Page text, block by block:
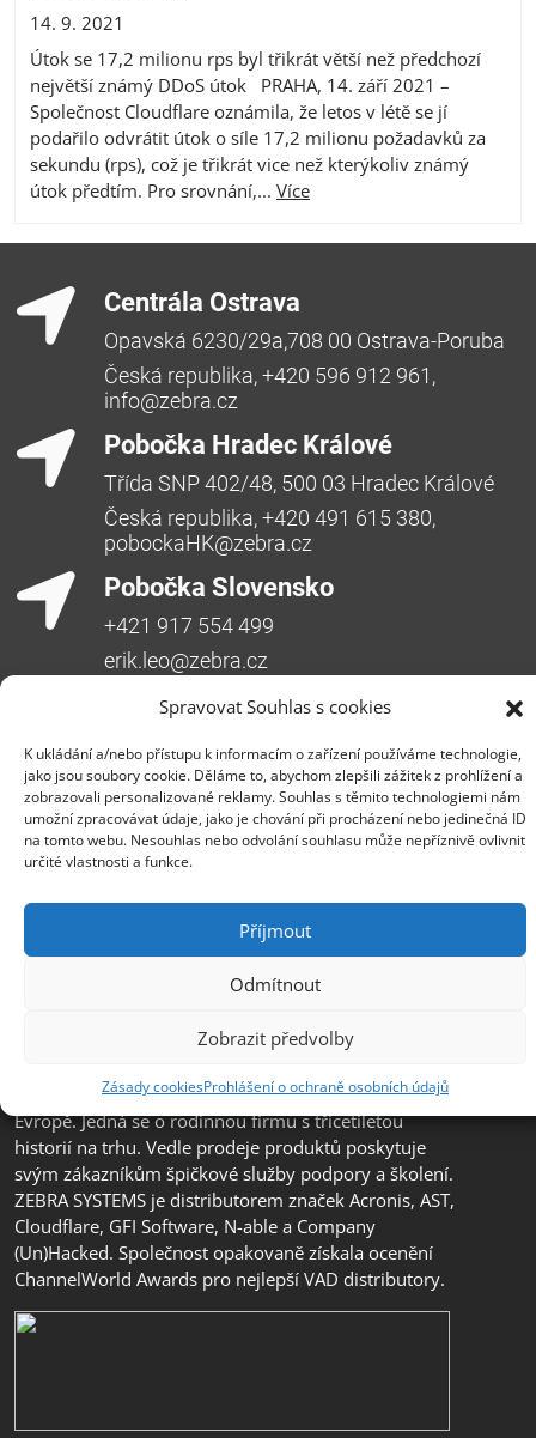
Spravovat Souhlas s cookies
K ukládání a/nebo přístupu k informacím o zařízení používáme technologie,
jako jsou soubory cookie. Děláme to, abychom zlepšili zážitek z prohlížení a
zobrazovali personalizované reklamy. Souhlas s těmito technologiemi nám
umožní zpracovávat údaje, jako je chování při procházení nebo jedinečná ID
na tomto webu. Nesouhlas nebo odvolání souhlasu může nepříznivě ovlivnit
určité vlastnosti a funkce.
Příjmout
Odmítnout
Zobrazit předvolby
Zásady cookiesProhlášení o ochraně osobních údajů
14. 9. 2021
Útok se 17,2 milionu rps byl třikrát větší než předchozí
největší známý DDoS útok PRAHA, 14. září 2021 –
Společnost Cloudflare oznámila, že letos v létě se jí
podařilo odvrátit útok o síle 17,2 milionu požadavků za
sekundu (rps), což je třikrát vice než kterýkoliv známý
útok předtím. Pro srovnání,... Více
Centrála Ostrava
Opavská 6230/29a,708 00 Ostrava-Poruba
Česká republika, +420 596 912 961,
info@zebra.cz
Pobočka Hradec Králové
Třída SNP 402/48, 500 03 Hradec Králové
Česká republika, +420 491 615 380,
pobockaHK@zebra.cz
Pobočka Slovensko
+421 917 554 499
erik.leo@zebra.cz
Pobočka Adriatic
+385 99 3241 770 (HR) +381 61 6231 777
(SRB)
nebojsa.stankic@zebra.cz
distributorem s přidanou hodnotou (VAD) v segmentu
České republice, na Slovensku a v jihovýchodní
Evropě. Jedná se o rodinnou firmu s třicetiletou
historií na trhu. Vedle prodeje produktů poskytuje
svým zákazníkům špičkové služby podpory a školení.
ZEBRA SYSTEMS je distributorem značek Acronis, AST,
Cloudflare, GFI Software, N-able a Company
(Un)Hacked. Společnost opakovaně získala ocenění
ChannelWorld Awards pro nejlepší VAD distributory.